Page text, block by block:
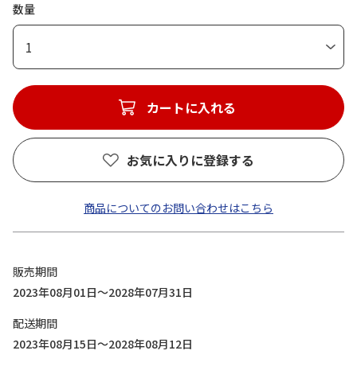
数量
1
カートに入れる
お気に入りに登録する
商品についてのお問い合わせはこちら
販売期間
2023年08月01日～2028年07月31日
配送期間
2023年08月15日～2028年08月12日